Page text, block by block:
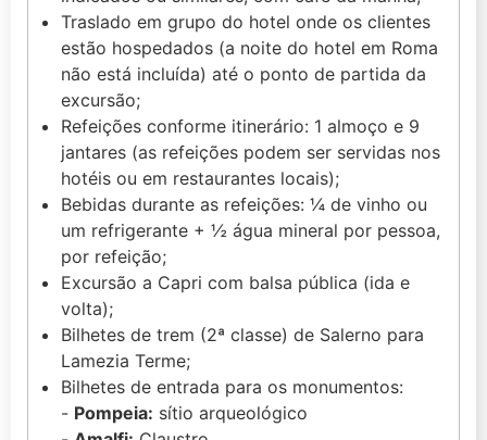
Traslado em grupo do hotel onde os clientes
estão hospedados (a noite do hotel em Roma
não está incluída) até o ponto de partida da
excursão;
Refeições conforme itinerário: 1 almoço e 9
jantares (as refeições podem ser servidas nos
hotéis ou em restaurantes locais);
Bebidas durante as refeições: ¼ de vinho ou
um refrigerante + ½ água mineral por pessoa,
por refeição;
Excursão a Capri com balsa pública (ida e
volta);
Bilhetes de trem (2ª classe) de Salerno para
Lamezia Terme;
Bilhetes de entrada para os monumentos:
- Pompeia: sítio arqueológico